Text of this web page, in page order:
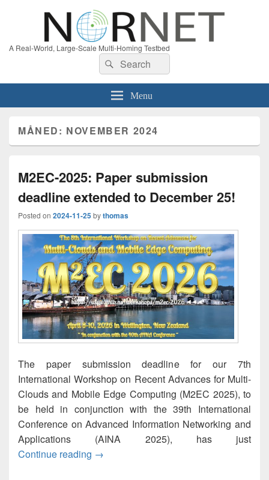
A Real-World, Large-Scale Multi-Homing Testbed
Search
for:
Search
Menu
MÅNED: NOVEMBER 2024
M2EC-2025: Paper submission
deadline extended to December 25!
Posted on 2024-11-25bythomas
The paper submission deadline for our 7th
International Workshop on Recent Advances for Multi-
Clouds and Mobile Edge Computing (M2EC 2025), to
be held in conjunction with the 39th International
Conference on Advanced Information Networking and
Applications (AINA 2025), has just
Continue reading M2EC-2025: Paper submission
→